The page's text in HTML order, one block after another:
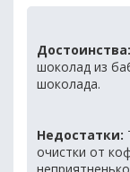
Достоинства:
шоколад из
шоколада.
Недостатки:
очистки от